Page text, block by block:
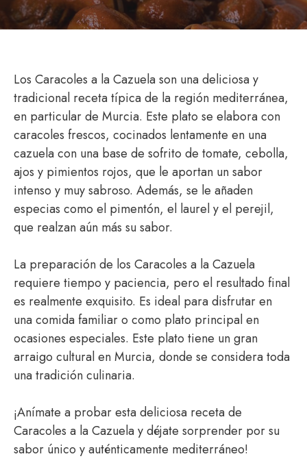
Los Caracoles a la Cazuela son una deliciosa y
tradicional receta típica de la región mediterránea,
en particular de Murcia. Este plato se elabora con
caracoles frescos, cocinados lentamente en una
cazuela con una base de sofrito de tomate, cebolla,
ajos y pimientos rojos, que le aportan un sabor
intenso y muy sabroso. Además, se le añaden
especias como el pimentón, el laurel y el perejil,
que realzan aún más su sabor.
La preparación de los Caracoles a la Cazuela
requiere tiempo y paciencia, pero el resultado final
es realmente exquisito. Es ideal para disfrutar en
una comida familiar o como plato principal en
ocasiones especiales. Este plato tiene un gran
arraigo cultural en Murcia, donde se considera toda
una tradición culinaria.
¡Anímate a probar esta deliciosa receta de
Caracoles a la Cazuela y déjate sorprender por su
sabor único y auténticamente mediterráneo!